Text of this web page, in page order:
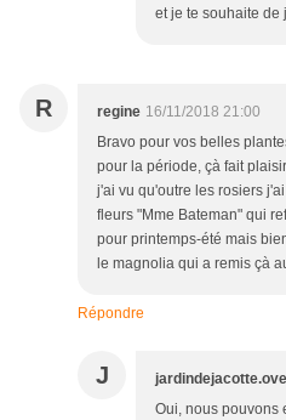
et je te souhaite de
R regine 16/11/2018 21:00
Bravo pour vos belles
pour la période, çà fait
j'ai vu qu'outre les rosiers
fleurs "Mme Bateman" qui
pour printemps-été mais
le magnolia qui a remis çà
Répondre
J
Oui, nous pouvons